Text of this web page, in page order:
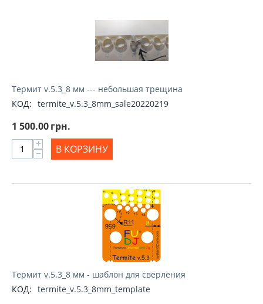
Термит v.5.3_8 мм --- небольшая трещина
КОД: termite_v.5.3_8mm_sale20220219
1 500.00грн.
+
− В КОРЗИНУ
Термит v.5.3_8 мм - шаблон для сверления
КОД: termite_v.5.3_8mm_template